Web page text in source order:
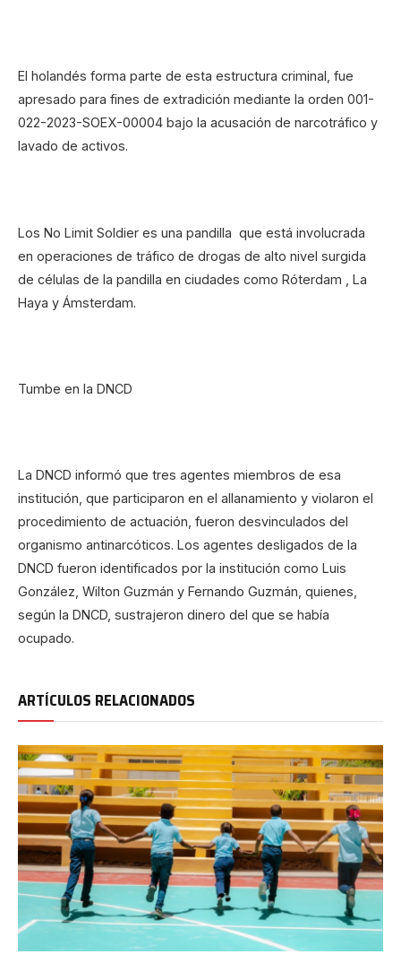
El holandés forma parte de esta estructura criminal, fue
apresado para fines de extradición mediante la orden 001-
022-2023-SOEX-00004 bajo la acusación de narcotráfico y
lavado de activos.
Los No Limit Soldier es una pandilla que está involucrada
en operaciones de tráfico de drogas de alto nivel surgida
de células de la pandilla en ciudades como Róterdam , La
Haya y Ámsterdam.
Tumbe en la DNCD
La DNCD informó que tres agentes miembros de esa
institución, que participaron en el allanamiento y violaron el
procedimiento de actuación, fueron desvinculados del
organismo antinarcóticos. Los agentes desligados de la
DNCD fueron identificados por la institución como Luis
González, Wilton Guzmán y Fernando Guzmán, quienes,
según la DNCD, sustrajeron dinero del que se había
ocupado.
ARTÍCULOS RELACIONADOS